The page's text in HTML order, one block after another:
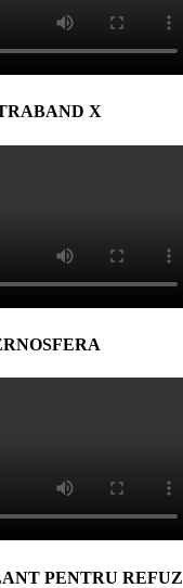
X
PENTRU REFUZ